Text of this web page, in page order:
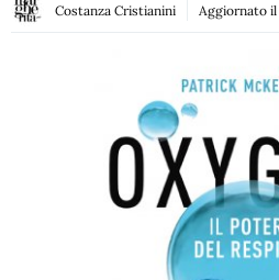
Costanza Cristianini Aggiornato il